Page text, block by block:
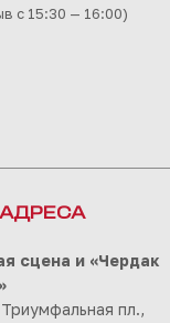
с 15:30 — 16:00)
сцена и «Чердак
пл.,